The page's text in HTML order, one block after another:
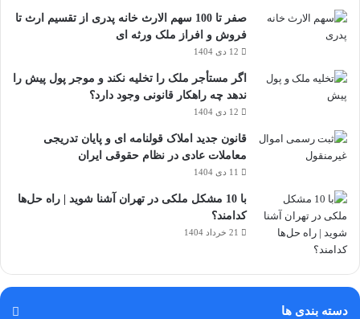
صفر تا 100 سهم الارث خانه پدری از تقسیم ارث تا
فروش و افراز ملک ورثه ای
12 دی 1404
اگر مستأجر ملک را تخلیه نکند و موجر پول پیش را
ندهد چه راهکار قانونی وجود دارد؟
12 دی 1404
قانون جدید املاک قولنامه ای و پایان تدریجی
معاملات عادی در نظام حقوقی ایران
11 دی 1404
با 10 مشکل ملکی در تهران آشنا شوید | راه حل‌ها
کدامند؟
21 خرداد 1404
دسته بندی ها